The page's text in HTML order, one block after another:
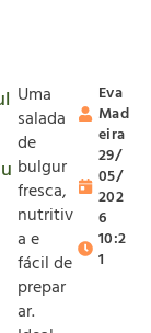
Uma
salada
de
bulgur
fresca,
nutritiv
a e
fácil de
prepar
ar.
Eva
Mad
eira
29/
05/
202
6
10:2
1